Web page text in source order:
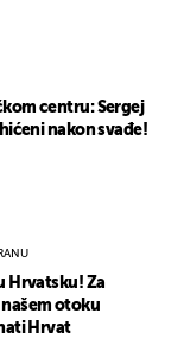
centru: Sergej
nakon svađe!
Hrvatsku! Za
otoku
Hrvat